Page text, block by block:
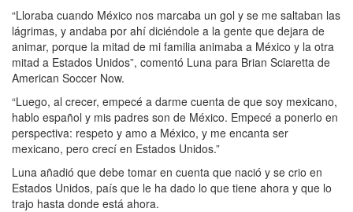
“Lloraba cuando México nos marcaba un gol y se me saltaban las
lágrimas, y andaba por ahí diciéndole a la gente que dejara de
animar, porque la mitad de mi familia animaba a México y la otra
mitad a Estados Unidos”, comentó Luna para Brian Sciaretta de
American Soccer Now.
“Luego, al crecer, empecé a darme cuenta de que soy mexicano,
hablo español y mis padres son de México. Empecé a ponerlo en
perspectiva: respeto y amo a México, y me encanta ser
mexicano, pero crecí en Estados Unidos.”
Luna añadió que debe tomar en cuenta que nació y se crio en
Estados Unidos, país que le ha dado lo que tiene ahora y que lo
trajo hasta donde está ahora.